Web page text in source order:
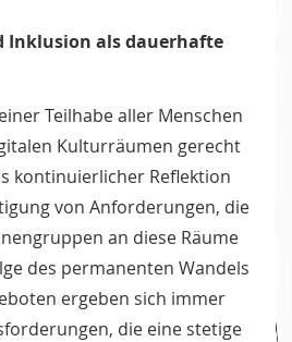
Inklusion als dauerhafte
Teilhabe aller Menschen
Kulturräumen gerecht
kontinuierlicher Reflektion
von Anforderungen, die
an diese Räume
des permanenten Wandels
ergeben sich immer
die eine stetige